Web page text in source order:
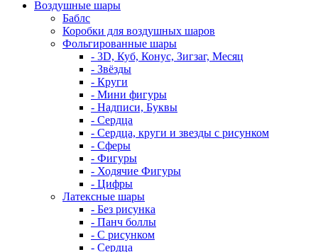
Воздушные шары
Баблс
Коробки для воздушных шаров
Фольгированные шары
- 3D, Куб, Конус, Зигзаг, Месяц
- Звёзды
- Круги
- Мини фигуры
- Надписи, Буквы
- Сердца
- Сердца, круги и звезды с рисунком
- Сферы
- Фигуры
- Ходячие Фигуры
- Цифры
Латексные шары
- Без рисунка
- Панч боллы
- С рисунком
- Сердца